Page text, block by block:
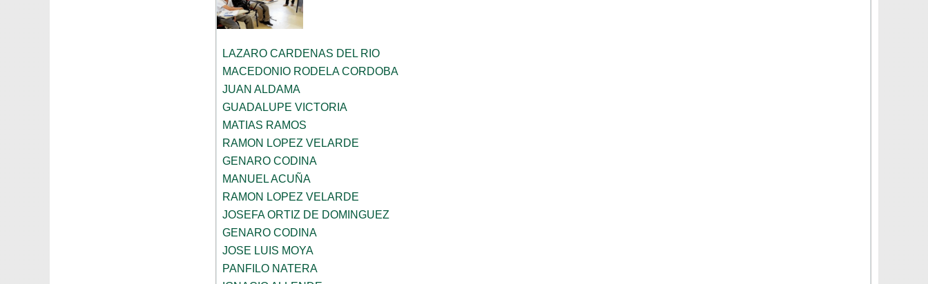
LAZARO CARDENAS DEL RIO
MACEDONIO RODELA CORDOBA
JUAN ALDAMA
GUADALUPE VICTORIA
MATIAS RAMOS
RAMON LOPEZ VELARDE
GENARO CODINA
MANUEL ACUÑA
RAMON LOPEZ VELARDE
JOSEFA ORTIZ DE DOMINGUEZ
GENARO CODINA
JOSE LUIS MOYA
PANFILO NATERA